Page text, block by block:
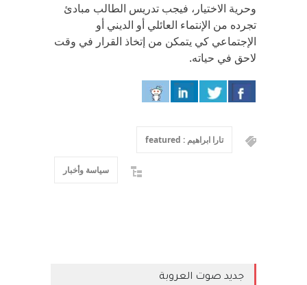
وحرية الاختيار، فيجب تدريس الطالب مبادئ
تجرده من الإنتماء العائلي أو الديني أو
الإجتماعي كي يتمكن من إتخاذ القرار في وقت
لاحق في حياته.
تارا ابراهيم : featured
سياسة وأخبار
جديد صوت العروبة